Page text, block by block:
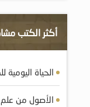
أكثر الكتب
الحياة
الأصول من